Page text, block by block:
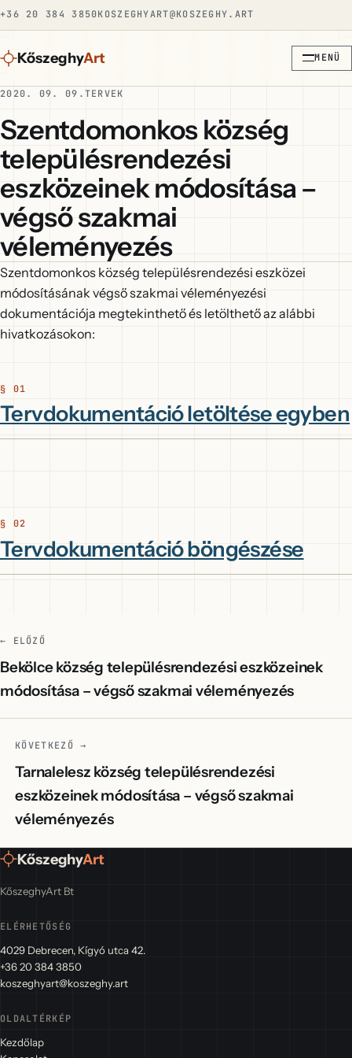
+36 20 384 3850KOSZEGHYART@KOSZEGHY.ART
KőszeghyArt MENÜ
2020. 09. 09.TERVEK
Szentdomonkos község
településrendezési
eszközeinek módosítása –
végső szakmai
véleményezés
Szentdomonkos község településrendezési eszközei
módosításának végső szakmai véleményezési
dokumentációja megtekinthető és letölthető az alábbi
hivatkozásokon:
Tervdokumentáció letöltése egyben
Tervdokumentáció böngészése
← ELŐZŐ
Bekölce község településrendezési eszközeinek
módosítása – végső szakmai véleményezés
KÖVETKEZŐ →
Tarnalelesz község településrendezési
eszközeinek módosítása – végső szakmai
véleményezés
KőszeghyArt
KőszeghyArt Bt
ELÉRHETŐSÉG
4029 Debrecen, Kígyó utca 42.
+36 20 384 3850
koszeghyart@koszeghy.art
OLDALTÉRKÉP
Kezdőlap